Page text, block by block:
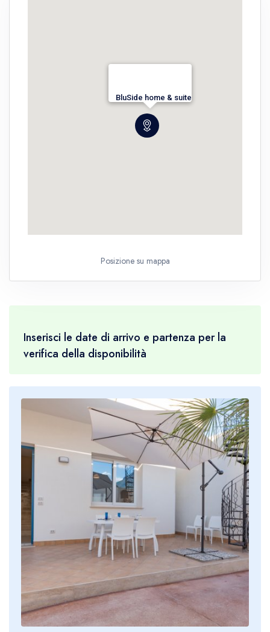
BluSide home & suite
Posizione su mappa
Inserisci le date di arrivo e partenza per la
verifica della disponibilità